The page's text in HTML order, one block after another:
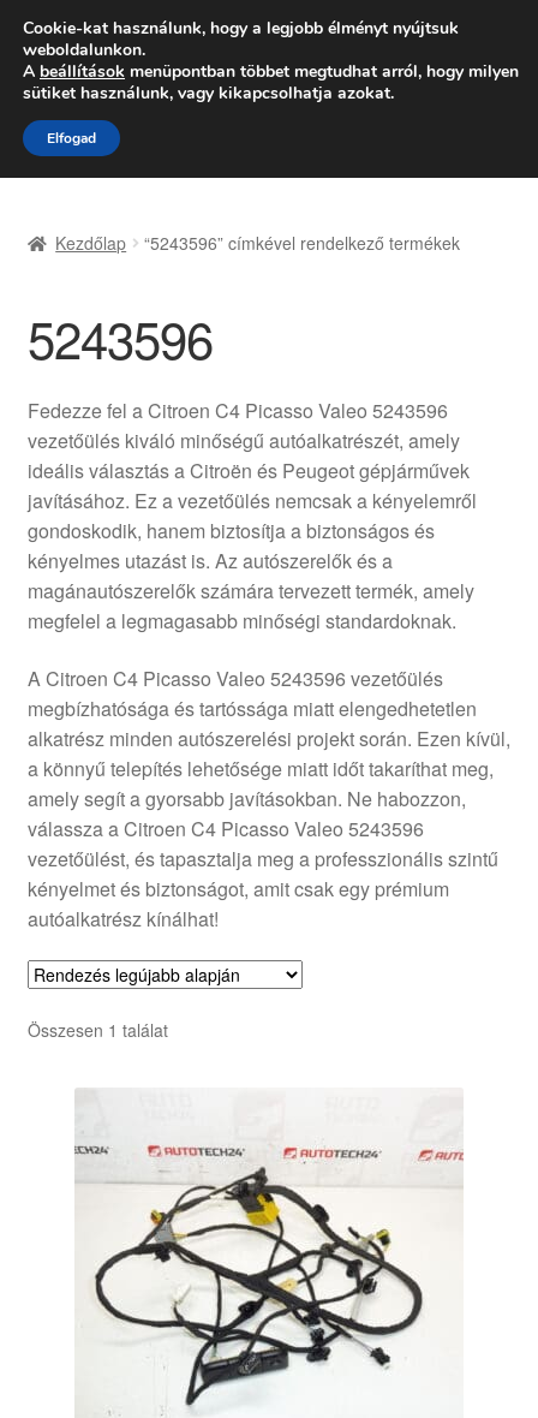
SZÁLLÍTÁS 2618 Ft-tól
Hétfő-Péntek 9:00–16:0006 80 088 054
Ugrás
a
navigációhoz
Kilépés
a
tartalomba
Adatvédelmi irányelvek
Felhasználási feltételek
Kifizetések
Panasz
Panaszkezelési szabályzat
Rólunk
Saját fiókom
Szállítás
Szállítás világszerte
Szekér
Kezdőlap “5243596” címkével rendelkező termékek
5243596
Fedezze fel a Citroen C4 Picasso Valeo 5243596
vezetőülés kiváló minőségű autóalkatrészét, amely
ideális választás a Citroën és Peugeot gépjárművek
javításához. Ez a vezetőülés nemcsak a kényelemről
gondoskodik, hanem biztosítja a biztonságos és
kényelmes utazást is. Az autószerelők és a
magánautószerelők számára tervezett termék, amely
megfelel a legmagasabb minőségi standardoknak.
A Citroen C4 Picasso Valeo 5243596 vezetőülés
megbízhatósága és tartóssága miatt elengedhetetlen
alkatrész minden autószerelési projekt során. Ezen kívül,
a könnyű telepítés lehetősége miatt időt takaríthat meg,
amely segít a gyorsabb javításokban. Ne habozzon,
válassza a Citroen C4 Picasso Valeo 5243596
vezetőülést, és tapasztalja meg a professzionális szintű
kényelmet és biztonságot, amit csak egy prémium
autóalkatrész kínálhat!
Összesen 1 találat
Cookie-kat használunk, hogy a legjobb élményt nyújtsuk
weboldalunkon.
A beállítások menüpontban többet megtudhat arról, hogy milyen
sütiket használunk, vagy kikapcsolhatja azokat.
Elfogad